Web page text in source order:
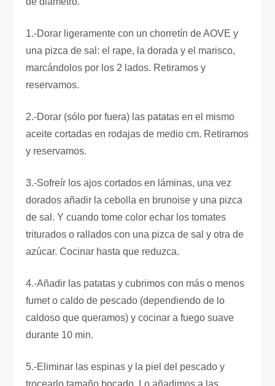
1.-Dorar ligeramente con un chorretín de AOVE y
una pizca de sal: el rape, la dorada y el marisco,
marcándolos por los 2 lados. Retiramos y
reservamos.
2.-Dorar (sólo por fuera) las patatas en el mismo
aceite cortadas en rodajas de medio cm. Retiramos
y reservamos.
3.-Sofreír los ajos cortados en láminas, una vez
dorados añadir la cebolla en brunoise y una pizca
de sal. Y cuando tome color echar los tomates
triturados o rallados con una pizca de sal y otra de
azúcar. Cocinar hasta que reduzca.
4.-Añadir las patatas y cubrimos con más o menos
fumet o caldo de pescado (dependiendo de lo
caldoso que queramos) y cocinar a fuego suave
durante 10 min.
5.-Eliminar las espinas y la piel del pescado y
trocearlo tamaño bocado. Lo añadimos a las